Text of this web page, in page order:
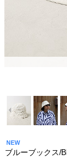
NEW
ブルーブックス/